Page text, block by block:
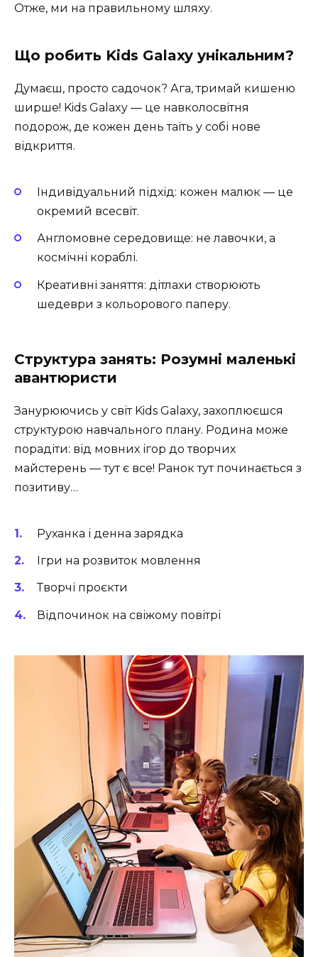
Отже, ми на правильному шляху.
Що робить Kids Galaxy унікальним?
Думаєш, просто садочок? Ага, тримай кишеню
ширше! Kids Galaxy — це навколосвітня
подорож, де кожен день таїть у собі нове
відкриття.
Індивідуальний підхід: кожен малюк — це
окремий всесвіт.
Англомовне середовище: не лавочки, а
космічні кораблі.
Креативні заняття: дітлахи створюють
шедеври з кольорового паперу.
Структура занять: Розумні маленькі
авантюристи
Занурюючись у світ Kids Galaxy, захоплюєшся
структурою навчального плану. Родина може
порадіти: від мовних ігор до творчих
майстерень — тут є все! Ранок тут починається з
позитиву…
Руханка і денна зарядка
Ігри на розвиток мовлення
Творчі проєкти
Відпочинок на свіжому повітрі